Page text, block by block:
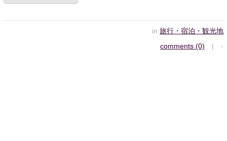
in旅行・宿泊・観光地
comments (0) | -